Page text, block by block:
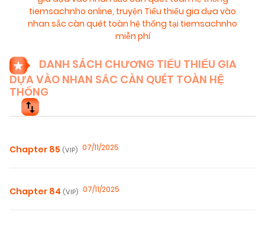
tiemsachnho online, truyện Tiểu thiếu gia dựa vào
nhan sắc càn quét toàn hệ thống tại tiemsachnho
miễn phí
DANH SÁCH CHƯƠNG TIỂU THIẾU GIA
DỰA VÀO NHAN SẮC CÀN QUÉT TOÀN HỆ
THỐNG
Chapter 85 (VIP) 07/11/2025
Chapter 84 (VIP) 07/11/2025